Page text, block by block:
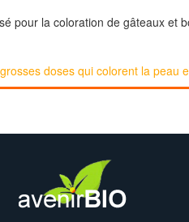
pour la coloration de gâteaux et
doses qui colorent la peau